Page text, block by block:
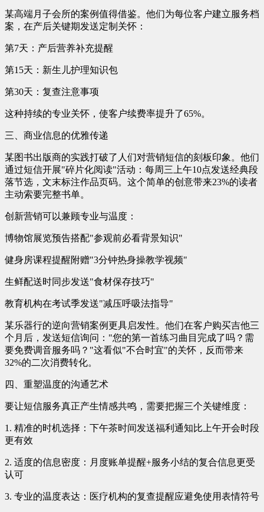
某高端月子会所的案例值得借鉴。他们为每位客户建立服务档
案，在产后关键期发送定制关怀：
第7天：产后营养补充提醒
第15天：新生儿护理知识包
第30天：复查注意事项
这种持续的专业关怀，使客户续费率提升了65%。
三、商业信息的优雅传递
某图书出版商的实践打破了人们对营销短信的刻板印象。他们
通过短信开展"碎片化阅读"活动：每周三上午10点发送经典段
落节选，文末标注作品页码。这个简单的创意带来23%的读者
主动索要完整书单。
创新营销可以兼顾专业与温度：
博物馆展览预告搭配"参观前必看背景知识"
健身房课程提醒附赠"3分钟热身操教学视频"
生鲜配送时同步发送"食材保存技巧"
教育机构在考试季发送"减压呼吸法指导"
某乐器行的逆向营销案例更具启发性。他们在客户购买吉他三
个月后，发送短信询问："您的第一首练习曲目完成了吗？需
要免费调音服务吗？"这看似"不合时宜"的关怀，反而带来
32%的二次消费转化。
四、重塑温度的沟通艺术
要让短信服务真正产生情感共鸣，需要把握三个关键维度：
1. 精准的时机选择：下午茶时间发送福利通知比上午开会时段
更有效
2. 适度的信息密度：月度账单提醒+服务小结的复合信息更受
认可
3. 专业的温度表达：医疗机构的复查提醒应避免使用表情符号